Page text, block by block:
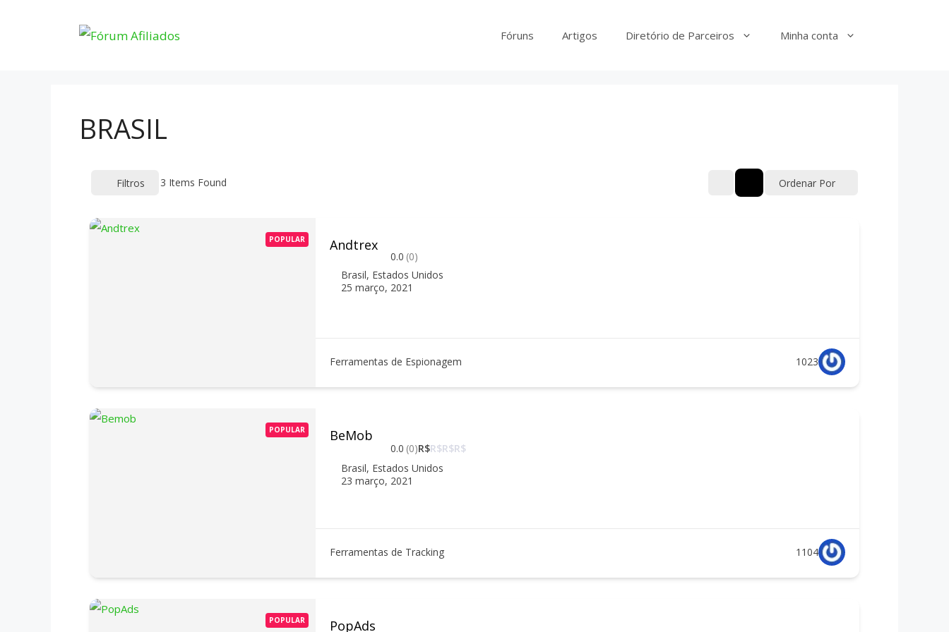
Fóruns Artigos Diretório de Parceiros Minha conta
BRASIL
Filtros 3 Items Found Ordenar Por
POPULAR Andtrex
0.0 (0)
Brasil, Estados Unidos
25 março, 2021
Ferramentas de Espionagem 1023
POPULAR BeMob
0.0 (0)R$R$R$R$
Brasil, Estados Unidos
23 março, 2021
Ferramentas de Tracking 1104
POPULAR PopAds